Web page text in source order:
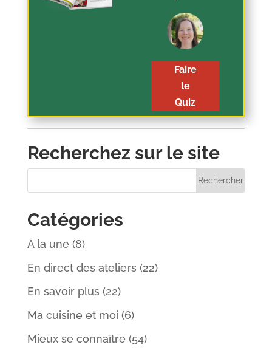
Faire
le
Quiz
Recherchez sur le site
Catégories
A la une (8)
En direct des ateliers (22)
En savoir plus (22)
Ma cuisine et moi (6)
Mieux se connaître (54)